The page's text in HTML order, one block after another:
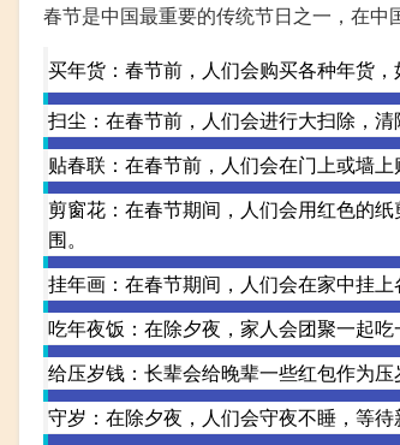
春节是中国最重要的传统节日之一，在中
买年货：春节前，人们会购买各种年货
扫尘：在春节前，人们会进行大扫除，
贴春联：在春节前，人们会在门上或墙
剪窗花：在春节期间，人们会用红色的
围。
挂年画：在春节期间，人们会在家中挂
吃年夜饭：在除夕夜，家人会团聚一起
给压岁钱：长辈会给晚辈一些红包作为
守岁：在除夕夜，人们会守夜不睡，等